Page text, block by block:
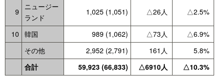
9
ニュージー
ランド
1,025 (1,051) △26人 △2.5%
10 韓国 989 (1,062) △73人
△6.9%
その他
2,952 (2,791) 161人
5.8%
合計
59,923 (66,833) △6910人 △10.3%